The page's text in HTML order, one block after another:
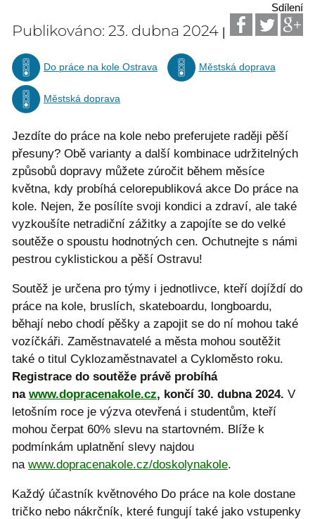
Sdílení
Publikováno: 23. dubna 2024 |
Do práce na kole Ostrava Městská doprava
Městská doprava
Jezdíte do práce na kole nebo preferujete raději pěší
přesuny? Obě varianty a další kombinace udržitelných
způsobů dopravy můžete zúročit během měsíce
května, kdy probíhá celorepubliková akce Do práce na
kole. Nejen, že posílíte svoji kondici a zdraví, ale také
vyzkoušíte netradiční zážitky a zapojíte se do velké
soutěže o spoustu hodnotných cen. Ochutnejte s námi
pestrou cyklistickou a pěší Ostravu!
Soutěž je určena pro týmy i jednotlivce, kteří dojíždí do
práce na kole, bruslích, skateboardu, longboardu,
běhají nebo chodí pěšky a zapojit se do ní mohou také
vozíčkáři. Zaměstnavatelé a města mohou soutěžit
také o titul Cyklozaměstnavatel a Cykloměsto roku.
Registrace do soutěže právě probíhá
na www.dopracenakole.cz, končí 30. dubna 2024. V
letošním roce je výzva otevřená i studentům, kteří
mohou čerpat 60% slevu na startovném. Blíže k
podmínkám uplatnění slevy najdou
na www.dopracenakole.cz/doskolynakole.
Každý účastník květnového Do práce na kole dostane
tričko nebo nákrčník, které fungují také jako vstupenky